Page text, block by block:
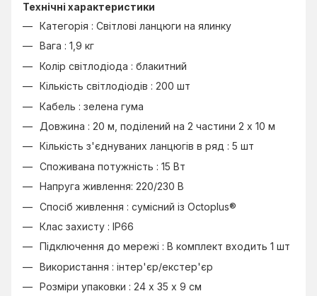
Технічні характеристики
Категорія : Світлові ланцюги на ялинку
Вага : 1,9 кг
Колір світлодіода : блакитний
Кількість світлодіодів : 200 шт
Кабель : зелена гума
Довжина : 20 м, поділений на 2 частини 2 х 10 м
Кількість з'єднуваних ланцюгів в ряд : 5 шт
Споживана потужність : 15 Вт
Напруга живлення: 220/230 В
Спосіб живлення : сумісний із Octoplus®
Клас захисту : IP66
Підключення до мережі : В комплект входить 1 шт
Використання : інтер'єр/екстер'єр
Розміри упаковки : 24 х 35 х 9 см